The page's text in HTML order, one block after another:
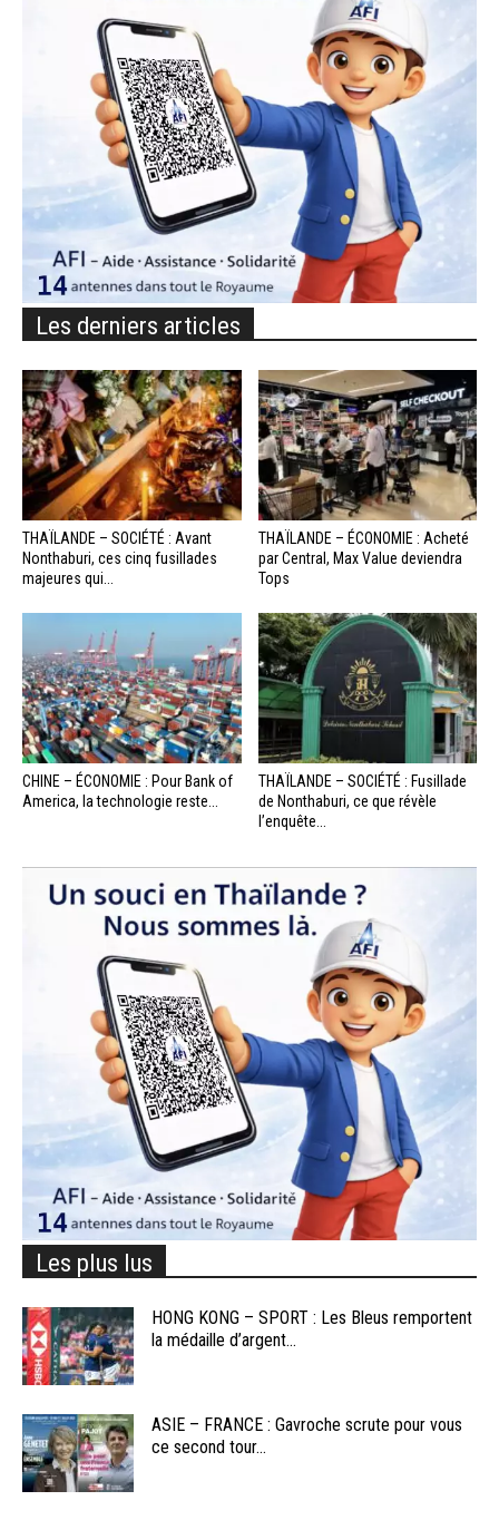
Les derniers articles
THAÏLANDE – SOCIÉTÉ : Avant
Nonthaburi, ces cinq fusillades
majeures qui...
THAÏLANDE – ÉCONOMIE : Acheté
par Central, Max Value deviendra
Tops
CHINE – ÉCONOMIE : Pour Bank of
America, la technologie reste...
THAÏLANDE – SOCIÉTÉ : Fusillade
de Nonthaburi, ce que révèle
l’enquête...
Les plus lus
HONG KONG – SPORT : Les Bleus remportent
la médaille d’argent...
ASIE – FRANCE : Gavroche scrute pour vous
ce second tour...